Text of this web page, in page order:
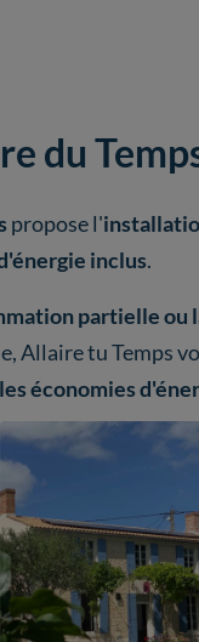
du
propose l'
inclus.
partielle
Allaire tu Temps
économies